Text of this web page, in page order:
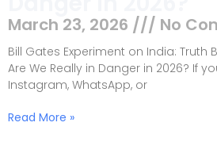
March 23, 2026 No
Bill Gates Experiment on India: Truth
Are We Really in Danger in 2026? If
Instagram, WhatsApp, or
Read More »